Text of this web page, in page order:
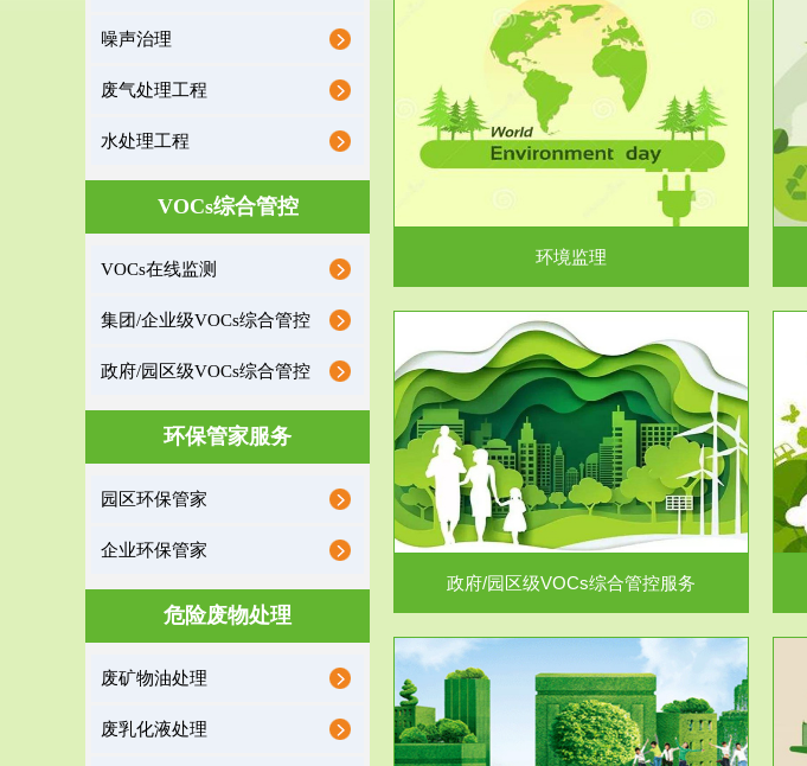
噪声治理
废气处理工程
水处理工程
VOCs综合管控
VOCs在线监测
集团/企业级VOCs综合管控
政府/园区级VOCs综合管控
环保管家服务
园区环保管家
企业环保管家
危险废物处理
废矿物油处理
废乳化液处理
收监管的重要辅助...
环境监理
服务范围
VOCs在线监测
根据《重点区域大气污染防治“十二五”规划》有
机废气净化率达...
政府/园区级VOCs综合管控服务
根据《石化行业挥发性有机物综合整治方案》文
政府/园区级VOCs综合管控服务
服务范围
场地调查及风险评估
受政府或企业委托，对于拟关停搬迁和拟变更土
地利用方式或者土地使...
服务范围 服务范围